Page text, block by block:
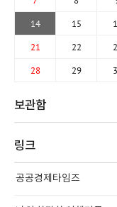
14 15
21 22
28 29
보관함
링크
공공경제타임즈